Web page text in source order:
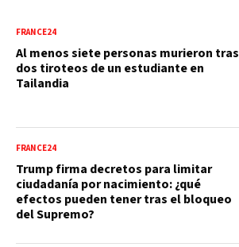
FRANCE24
Al menos siete personas murieron tras
dos tiroteos de un estudiante en
Tailandia
FRANCE24
Trump firma decretos para limitar
ciudadanía por nacimiento: ¿qué
efectos pueden tener tras el bloqueo
del Supremo?